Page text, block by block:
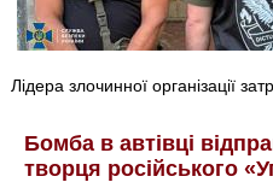
Лідера злочинної організації
Бомба в автівці
творця російського